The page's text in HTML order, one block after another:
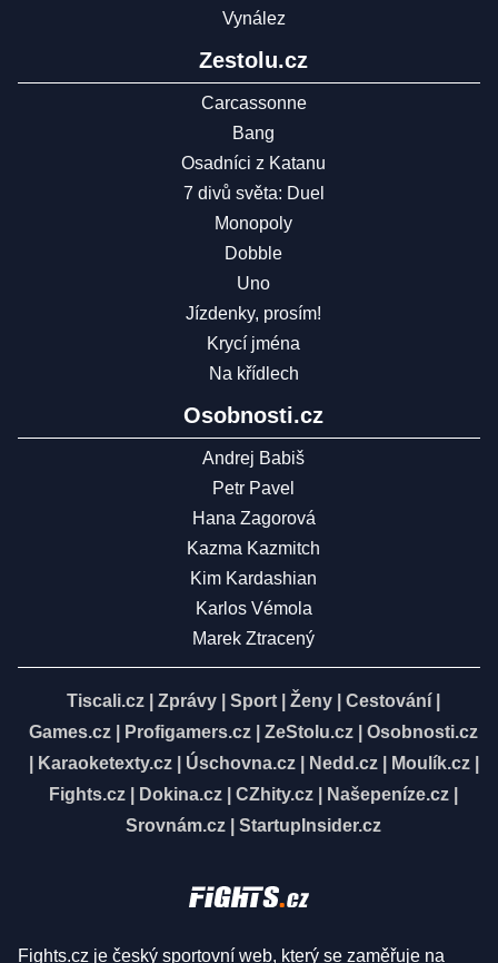
Vynález
Zestolu.cz
Carcassonne
Bang
Osadníci z Katanu
7 divů světa: Duel
Monopoly
Dobble
Uno
Jízdenky, prosím!
Krycí jména
Na křídlech
Osobnosti.cz
Andrej Babiš
Petr Pavel
Hana Zagorová
Kazma Kazmitch
Kim Kardashian
Karlos Vémola
Marek Ztracený
Tiscali.cz Zprávy Sport Ženy Cestování
Games.cz
Profigamers.cz ZeStolu.cz
Osobnosti.cz
Karaoketexty.cz| Úschovna.cz| Nedd.cz| Moulík.cz|
Fights.cz
Dokina.cz CZhity.cz Našepeníze.cz
Srovnám.cz
StartupInsider.cz
Fights.cz je český sportovní web, který se zaměřuje na